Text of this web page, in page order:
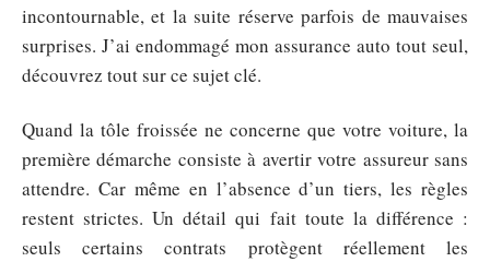
incontournable, et la suite réserve parfois de mauvaises
surprises. J’ai endommagé mon assurance auto tout seul,
découvrez tout sur ce sujet clé.
Quand la tôle froissée ne concerne que votre voiture, la
première démarche consiste à avertir votre assureur sans
attendre. Car même en l’absence d’un tiers, les règles
restent strictes. Un détail qui fait toute la différence :
seuls certains contrats protègent réellement les